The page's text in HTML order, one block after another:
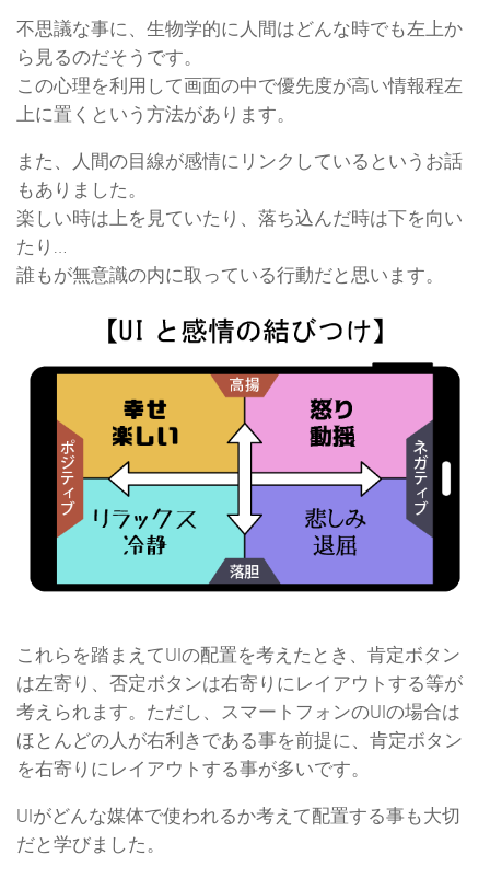
不思議な事に、生物学的に人間はどんな時でも左上か
ら見るのだそうです。
この心理を利用して画面の中で優先度が高い情報程左
上に置くという方法があります。
また、人間の目線が感情にリンクしているというお話
もありました。
楽しい時は上を見ていたり、落ち込んだ時は下を向い
たり…
誰もが無意識の内に取っている行動だと思います。
これらを踏まえてUIの配置を考えたとき、肯定ボタン
は左寄り、否定ボタンは右寄りにレイアウトする等が
考えられます。ただし、スマートフォンのUIの場合は
ほとんどの人が右利きである事を前提に、肯定ボタン
を右寄りにレイアウトする事が多いです。
UIがどんな媒体で使われるか考えて配置する事も大切
だと学びました。